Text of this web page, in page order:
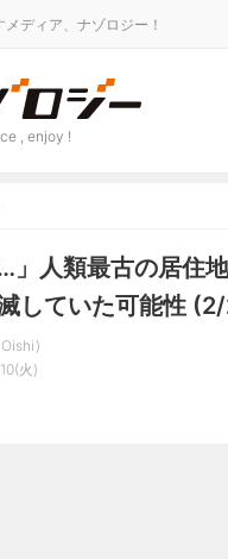
ディア、ナゾロジー！
, enjoy !
…」人類最古の居住
していた可能性
火)